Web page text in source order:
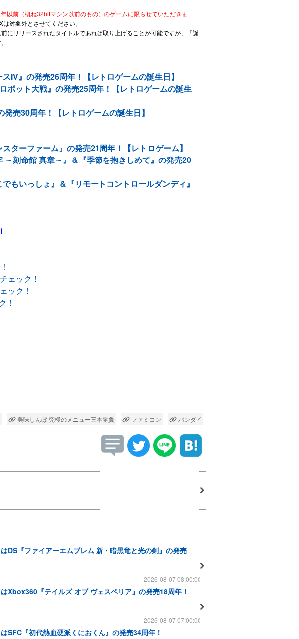
以前（概ね32bitマシン以前のもの）のゲームに限らせていただきま
対象外とさせてください。
にリリースされたタイトルであれば取り上げることが可能ですが、「誕
IV』の発売26周年！【レトロゲームの誕生日】
ボット大戦』の発売25周年！【レトロゲームの誕生
売30周年！【レトロゲームの誕生日】
ターファーム』の発売21周年！【レトロゲーム】
刻命館 真章～』＆『季節を抱きしめて』の発売20
もいっしょ』＆『リモートコントロールダンディ』
ェック！
ック！
！
美味しんぼ 究極のメニュー三本勝負 ファミコン バンダイ
DS『ファイアーエムブレム 新・暗黒竜と光の剣』の発売
2026-08-07 08:00:00
Xbox360『テイルズ オブ ヴェスペリア』の発売18周年！
2026-08-07 07:00:00
SFC『初代熱血硬派くにおくん』の発売34周年！